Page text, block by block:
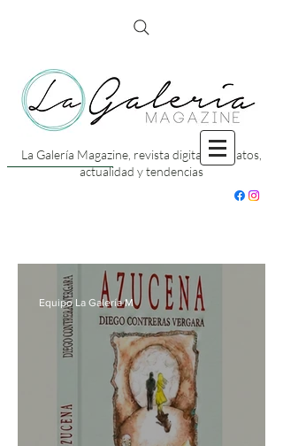
La Galería Magazine, revista digital con datos,
actualidad y tendencias
Equipo La Galería M